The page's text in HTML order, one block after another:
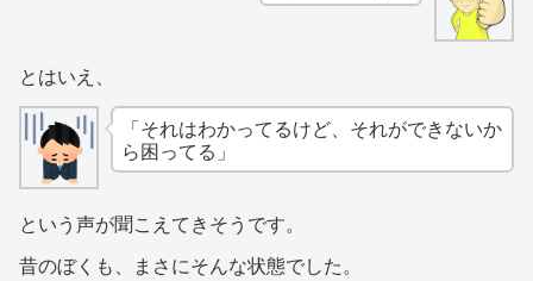
とはいえ、
「それはわかってるけど、それができないか
ら困ってる」
という声が聞こえてきそうです。
昔のぼくも、まさにそんな状態でした。